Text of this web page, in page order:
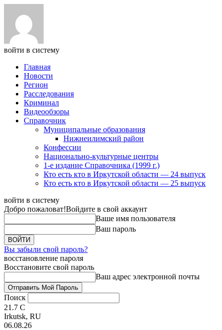
войти в систему
Главная
Новости
Регион
Расследования
Криминал
Видеообзоры
Справочник
Муниципальные образования
Нижнеилимский район
Конфессии
Национально-культурные центры
1-е издание Справочника (1999 г.)
Кто есть кто в Иркутской области — 24 выпуск
Кто есть кто в Иркутской области — 25 выпуск
войти в систему
Добро пожаловат!Войдите в свой аккаунт
Ваше имя пользователя
Ваш пароль
Вы забыли свой пароль?
восстановление пароля
Восстановите свой пароль
Ваш адрес электронной почты
Поиск
21.7 C
Irkutsk, RU
06.08.26